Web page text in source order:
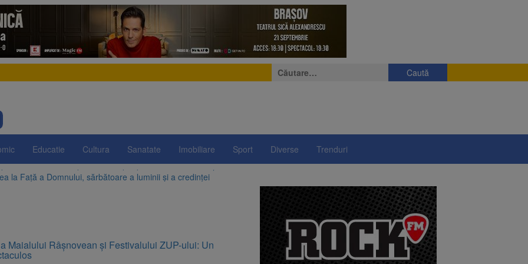
Caută
după:
Educatie Cultura Sanatate Imobiliare Sport Diverse Trenduri
la Față a Domnului, sărbătoare a luminii și a credinței
la Zărnești. Recital special pe scena Festivalului „Ecoul Pietrei Craiului”, pe 2 octombrie
adoptată după dezbateri aprinse. Ce se întâmplă cu centralele pe cărbune
adoptată de Senat cu amendamentele PSD și AUR. Proiectul merge la promulgare
SUA și Cuba vin la Brașov Jazz & Blues Festival. Ediția a 14-a are loc între 14 și 16 august
Maialului Râșnovean și Festivalului ZUP-ului: Un